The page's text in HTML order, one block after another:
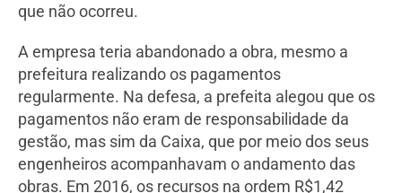
que não ocorreu.
A empresa teria abandonado a obra, mesmo a
prefeitura realizando os pagamentos
regularmente. Na defesa, a prefeita alegou que os
pagamentos não eram de responsabilidade da
gestão, mas sim da Caixa, que por meio dos seus
engenheiros acompanhavam o andamento das
obras. Em 2016, os recursos na ordem R$1,42